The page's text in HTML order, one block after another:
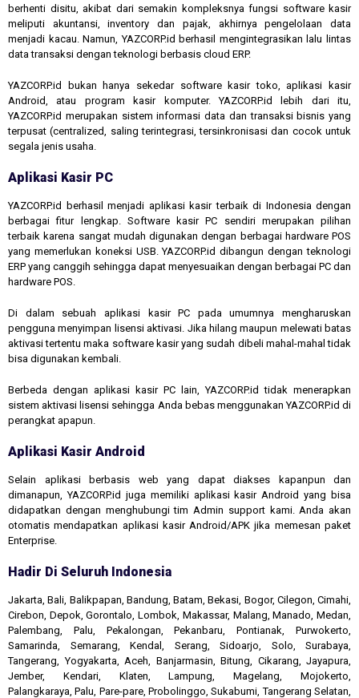
berhenti disitu, akibat dari semakin kompleksnya fungsi software kasir
meliputi akuntansi, inventory dan pajak, akhirnya pengelolaan data
menjadi kacau. Namun, YAZCORP.id berhasil mengintegrasikan lalu lintas
data transaksi dengan teknologi berbasis cloud ERP.
YAZCORP.id bukan hanya sekedar software kasir toko, aplikasi kasir
Android, atau program kasir komputer. YAZCORP.id lebih dari itu,
YAZCORP.id merupakan sistem informasi data dan transaksi bisnis yang
terpusat (centralized, saling terintegrasi, tersinkronisasi dan cocok untuk
segala jenis usaha.
Aplikasi Kasir PC
YAZCORP.id berhasil menjadi aplikasi kasir terbaik di Indonesia dengan
berbagai fitur lengkap. Software kasir PC sendiri merupakan pilihan
terbaik karena sangat mudah digunakan dengan berbagai hardware POS
yang memerlukan koneksi USB. YAZCORP.id dibangun dengan teknologi
ERP yang canggih sehingga dapat menyesuaikan dengan berbagai PC dan
hardware POS.
Di dalam sebuah aplikasi kasir PC pada umumnya mengharuskan
pengguna menyimpan lisensi aktivasi. Jika hilang maupun melewati batas
aktivasi tertentu maka software kasir yang sudah dibeli mahal-mahal tidak
bisa digunakan kembali.
Berbeda dengan aplikasi kasir PC lain, YAZCORP.id tidak menerapkan
sistem aktivasi lisensi sehingga Anda bebas menggunakan YAZCORP.id di
perangkat apapun.
Aplikasi Kasir Android
Selain aplikasi berbasis web yang dapat diakses kapanpun dan
dimanapun, YAZCORP.id juga memiliki aplikasi kasir Android yang bisa
didapatkan dengan menghubungi tim Admin support kami. Anda akan
otomatis mendapatkan aplikasi kasir Android/APK jika memesan paket
Enterprise.
Hadir Di Seluruh Indonesia
Jakarta, Bali, Balikpapan, Bandung, Batam, Bekasi, Bogor, Cilegon, Cimahi,
Cirebon, Depok, Gorontalo, Lombok, Makassar, Malang, Manado, Medan,
Palembang, Palu, Pekalongan, Pekanbaru, Pontianak, Purwokerto,
Samarinda, Semarang, Kendal, Serang, Sidoarjo, Solo, Surabaya,
Tangerang, Yogyakarta, Aceh, Banjarmasin, Bitung, Cikarang, Jayapura,
Jember, Kendari, Klaten, Lampung, Magelang, Mojokerto,
Palangkaraya, Palu, Pare-pare, Probolinggo, Sukabumi, Tangerang Selatan,